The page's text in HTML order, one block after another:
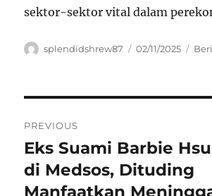
sektor-sektor vital dalam
Author
splendidshrew87
Posted
02/11/2025
pos
PREVIOUS
Previous
post:
Eks Suami Barbie
di Medsos, Dituding
Manfaatkan